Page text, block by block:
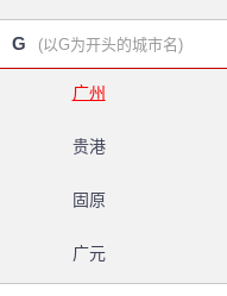
G (以G为开头的城市名)
广州
贵港
固原
广元